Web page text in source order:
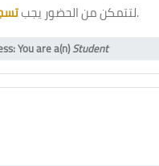
لتتمكن من الحضور يجب.
You are a(n)Student